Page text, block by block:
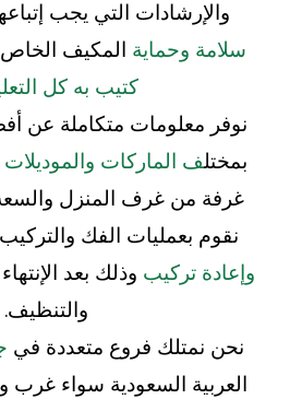
والإرشادات التي يجب
سلامة وحماية المكيف
كتيب به كل
نوفر معلومات متكاملة عن
بمختلف الماركات والموديلات
غرفة من غرف المنزل
نقوم بعمليات الفك والتركيب
وإعادة تركيب وذلك بعد
والتنظيف.
نحن نمتلك فروع متعددة في
العربية السعودية سواء